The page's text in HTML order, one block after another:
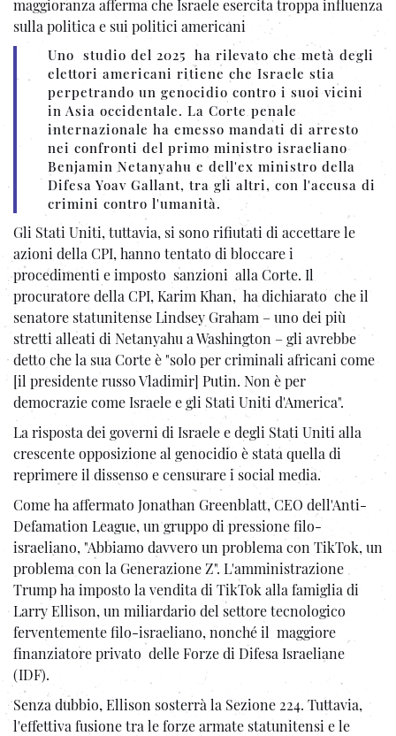
maggioranza afferma che Israele esercita troppa influenza
sulla politica e sui politici americani
Uno studio del 2025 ha rilevato che metà degli
elettori americani ritiene che Israele stia
perpetrando un genocidio contro i suoi vicini
in Asia occidentale. La Corte penale
internazionale ha emesso mandati di arresto
nei confronti del primo ministro israeliano
Benjamin Netanyahu e dell'ex ministro della
Difesa Yoav Gallant, tra gli altri, con l'accusa di
crimini contro l'umanità.
Gli Stati Uniti, tuttavia, si sono rifiutati di accettare le
azioni della CPI, hanno tentato di bloccare i
procedimenti e imposto sanzioni alla Corte. Il
procuratore della CPI, Karim Khan, ha dichiarato che il
senatore statunitense Lindsey Graham – uno dei più
stretti alleati di Netanyahu a Washington – gli avrebbe
detto che la sua Corte è "solo per criminali africani come
[il presidente russo Vladimir] Putin. Non è per
democrazie come Israele e gli Stati Uniti d'America".
La risposta dei governi di Israele e degli Stati Uniti alla
crescente opposizione al genocidio è stata quella di
reprimere il dissenso e censurare i social media.
Come ha affermato Jonathan Greenblatt, CEO dell'Anti-
Defamation League, un gruppo di pressione filo-
israeliano, "Abbiamo davvero un problema con TikTok, un
problema con la Generazione Z". L'amministrazione
Trump ha imposto la vendita di TikTok alla famiglia di
Larry Ellison, un miliardario del settore tecnologico
ferventemente filo-israeliano, nonché il maggiore
finanziatore privato delle Forze di Difesa Israeliane
(IDF).
Senza dubbio, Ellison sosterrà la Sezione 224. Tuttavia,
l'effettiva fusione tra le forze armate statunitensi e le